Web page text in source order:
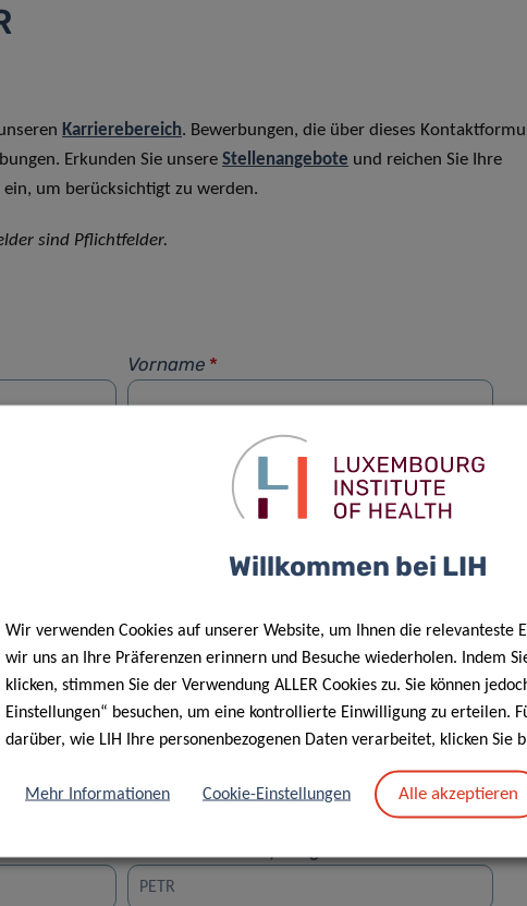
Karrierebereich. Bewerbungen, die über dieses
Erkunden Sie unsere Stellenangebote und reichen Sie Ihre
um berücksichtigt zu werden.
sind Pflichtfelder.
Vorname *
Straße
Willkommen bei LIH
Wir verwenden Cookies auf unserer Website, um Ihnen die relevanteste
wir uns an Ihre Präferenzen erinnern und Besuche wiederholen. Indem
klicken, stimmen Sie der Verwendung ALLER Cookies zu. Sie können
Einstellungen“ besuchen, um eine kontrollierte Einwilligung zu erteilen.
darüber, wie LIH Ihre personenbezogenen Daten verarbeitet, klicken Sie
Mehr Informationen Cookie-Einstellungen Alle akzeptieren